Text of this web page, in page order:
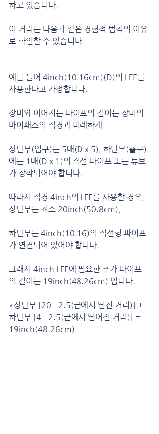
하고 있습니다.
이 거리는 다음과 같은 경험적 법칙의 이유
로 확인할 수 있습니다.
예를 들어 4inch(10.16cm)(D)의 LFE를
사용한다고 가정합니다.
장비와 이어지는 파이프의 길이는 장비의
바이패스의 직경과 비례하게
상단부(입구)는 5배(D x 5), 하단부(출구)
에는 1배(D x 1)의 직선 파이프 또는 튜브
가 장착되어야 합니다.
따라서 직경 4inch의 LFE를 사용할 경우,
상단부는 최소 20inch(50.8cm),
하단부는 4inch(10.16)의 직선형 파이프
가 연결되어 있어야 합니다.
그래서 4inch LFE에 필요한 추가 파이프
의 길이는 19inch(48.26cm) 입니다.
*상단부 [20 - 2.5(끝에서 떨진 거리)] +
하단부 [4 - 2.5(끝에서 떨어진 거리)] =
19inch(48.26cm)